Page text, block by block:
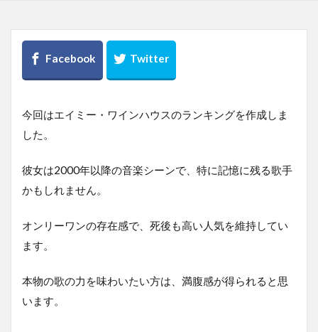
今回はエイミー・ワインハウスのランキングを作成しま
した。
彼女は2000年以降の音楽シーンで、特に記憶に残る歌手
かもしれません。
オンリーワンの存在感で、死後も高い人気を維持してい
ます。
本物の歌の力を味わいたい方は、満腹感が得られると思
います。